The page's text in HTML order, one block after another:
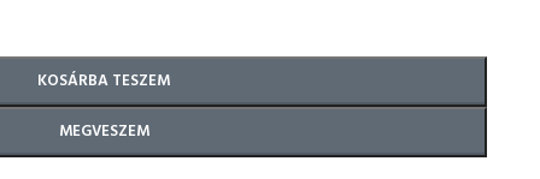
KOSÁRBA TESZEM
MEGVESZEM